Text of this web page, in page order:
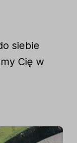
siebie
Cię w